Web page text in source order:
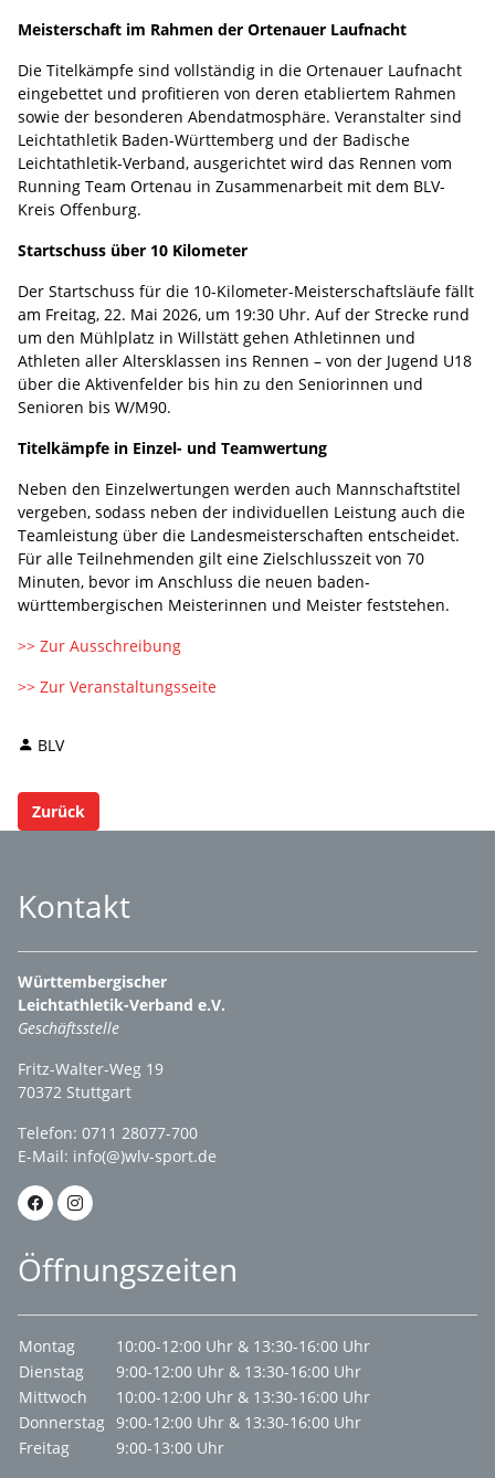
Meisterschaft im Rahmen der Ortenauer Laufnacht
Die Titelkämpfe sind vollständig in die Ortenauer Laufnacht
eingebettet und profitieren von deren etabliertem Rahmen
sowie der besonderen Abendatmosphäre. Veranstalter sind
Leichtathletik Baden-Württemberg und der Badische
Leichtathletik-Verband, ausgerichtet wird das Rennen vom
Running Team Ortenau in Zusammenarbeit mit dem BLV-
Kreis Offenburg.
Startschuss über 10 Kilometer
Der Startschuss für die 10-Kilometer-Meisterschaftsläufe fällt
am Freitag, 22. Mai 2026, um 19:30 Uhr. Auf der Strecke rund
um den Mühlplatz in Willstätt gehen Athletinnen und
Athleten aller Altersklassen ins Rennen – von der Jugend U18
über die Aktivenfelder bis hin zu den Seniorinnen und
Senioren bis W/M90.
Titelkämpfe in Einzel- und Teamwertung
Neben den Einzelwertungen werden auch Mannschaftstitel
vergeben, sodass neben der individuellen Leistung auch die
Teamleistung über die Landesmeisterschaften entscheidet.
Für alle Teilnehmenden gilt eine Zielschlusszeit von 70
Minuten, bevor im Anschluss die neuen baden-
württembergischen Meisterinnen und Meister feststehen.
>> Zur Ausschreibung
>> Zur Veranstaltungsseite
BLV
Zurück
Kontakt
Württembergischer
Leichtathletik-Verband e.V.
Geschäftsstelle
Fritz-Walter-Weg 19
70372 Stuttgart
Telefon: 0711 28077-700
E-Mail: info(@)wlv-sport.de
Öffnungszeiten
Montag
10:00-12:00 Uhr & 13:30-16:00 Uhr
Dienstag
9:00-12:00 Uhr & 13:30-16:00 Uhr
Mittwoch
10:00-12:00 Uhr & 13:30-16:00 Uhr
Donnerstag 9:00-12:00 Uhr & 13:30-16:00 Uhr
Freitag
9:00-13:00 Uhr